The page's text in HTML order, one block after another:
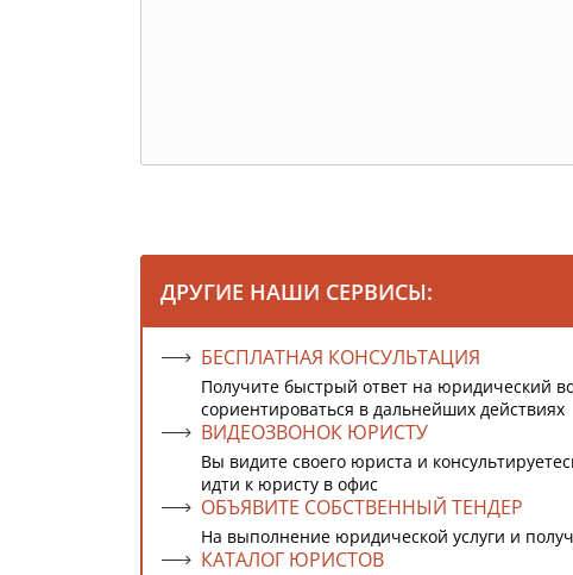
ДРУГИЕ НАШИ СЕРВИСЫ:
БЕСПЛАТНАЯ КОНСУЛЬТАЦИЯ
Получите быстрый ответ на юридический
сориентироваться в дальнейших действиях
ВИДЕОЗВОНОК ЮРИСТУ
Вы видите своего юриста и
идти к юристу в офис
ОБЪЯВИТЕ СОБСТВЕННЫЙ ТЕНДЕР
На выполнение юридической услуги и
КАТАЛОГ ЮРИСТОВ